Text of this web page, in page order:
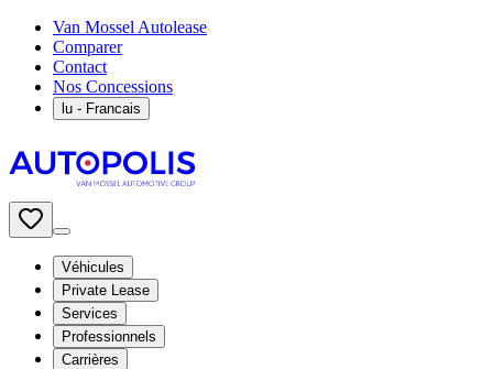
Van Mossel Autolease
Comparer
Contact
Nos Concessions
lu - Francais
Véhicules
Private Lease
Services
Professionnels
Carrières